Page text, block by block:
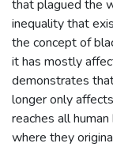
that plagued the
inequality that
the concept of
it has mostly
demonstrates
longer only
reaches all
where they